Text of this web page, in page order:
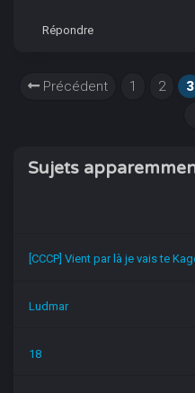
Répondre
Précédent 1 2 3
Sujets
[CCCP] Vient par là je vais te
Ludmar
18